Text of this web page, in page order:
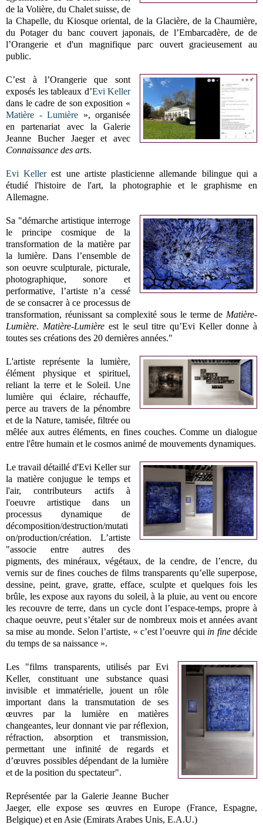
de la Volière, du Chalet suisse, de
la Chapelle, du Kiosque oriental, de la Glacière, de la Chaumière,
du Potager du banc couvert japonais, de l’Embarcadère, de de
l’Orangerie et d'un magnifique parc ouvert gracieusement au
public.
C’est à l’Orangerie que sont
exposés les tableaux d’Evi Keller
dans le cadre de son exposition «
Matière - Lumière », organisée
en partenariat avec la Galerie
Jeanne Bucher Jaeger et avec
Connaissance des arts.
Evi Kellerest une artiste plasticienne allemande bilingue qui a
étudié l'histoire de l'art, la photographie et le graphisme en
Allemagne.
Sa "démarche artistique interroge
le principe cosmique de la
transformation de la matière par
la lumière. Dans l’ensemble de
son oeuvre sculpturale, picturale,
photographique, sonore et
performative, l’artiste n’a cessé
de se consacrer à ce processus de
transformation, réunissant sa complexité sous le terme de Matière-
Lumière. Matière-Lumièreest le seul titre qu’Evi Keller donne à
toutes ses créations des 20 dernières années."
L'artiste représente la lumière,
élément physique et spirituel,
reliant la terre et le Soleil. Une
lumière qui éclaire, réchauffe,
perce au travers de la pénombre
et de la Nature, tamisée, filtrée ou
mêlée aux autres éléments, en fines couches. Comme un dialogue
entre l'être humain et le cosmos animé de mouvements dynamiques.
Le travail détaillé d'Evi Keller sur
la matière conjugue le temps et
l'air, contributeurs actifs à
l'oeuvre artistique dans un
processus dynamique de
décomposition/destruction/mutati
on/production/création. L’artiste
"associe entre autres des
pigments, des minéraux, végétaux, de la cendre, de l’encre, du
vernis sur de fines couches de films transparents qu’elle superpose,
dessine, peint, grave, gratte, efface, sculpte et quelques fois les
brûle, les expose aux rayons du soleil, à la pluie, au vent ou encore
les recouvre de terre, dans un cycle dont l’espace-temps, propre à
chaque oeuvre, peut s’étaler sur de nombreux mois et années avant
sa mise au monde. Selon l’artiste, « c’est l’oeuvre qui in finedécide
du temps de sa naissance ».
Les "films transparents, utilisés par Evi
Keller, constituant une substance quasi
invisible et immatérielle, jouent un rôle
important dans la transmutation de ses
œuvres par la lumière en matières
changeantes, leur donnant vie par réflexion,
réfraction, absorption et transmission,
permettant une infinité de regards et
d’œuvres possibles dépendant de la lumière
et de la position du spectateur".
Représentée par la Galerie Jeanne Bucher
Jaeger, elle expose ses œuvres en Europe (France, Espagne,
Belgique) et en Asie (Emirats Arabes Unis, E.A.U.)